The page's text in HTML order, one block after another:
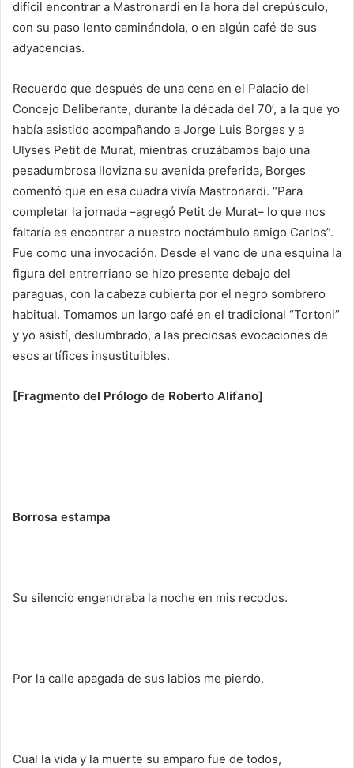
difícil encontrar a Mastronardi en la hora del crepúsculo,
con su paso lento caminándola, o en algún café de sus
adyacencias.
Recuerdo que después de una cena en el Palacio del
Concejo Deliberante, durante la década del 70’, a la que yo
había asistido acompañando a Jorge Luis Borges y a
Ulyses Petit de Murat, mientras cruzábamos bajo una
pesadumbrosa llovizna su avenida preferida, Borges
comentó que en esa cuadra vivía Mastronardi. “Para
completar la jornada –agregó Petit de Murat– lo que nos
faltaría es encontrar a nuestro noctámbulo amigo Carlos”.
Fue como una invocación. Desde el vano de una esquina la
figura del entrerriano se hizo presente debajo del
paraguas, con la cabeza cubierta por el negro sombrero
habitual. Tomamos un largo café en el tradicional “Tortoni”
y yo asistí, deslumbrado, a las preciosas evocaciones de
esos artífices insustituibles.
[Fragmento del Prólogo de Roberto Alifano]
Borrosa estampa
Su silencio engendraba la noche en mis recodos.
Por la calle apagada de sus labios me pierdo.
Cual la vida y la muerte su amparo fue de todos,